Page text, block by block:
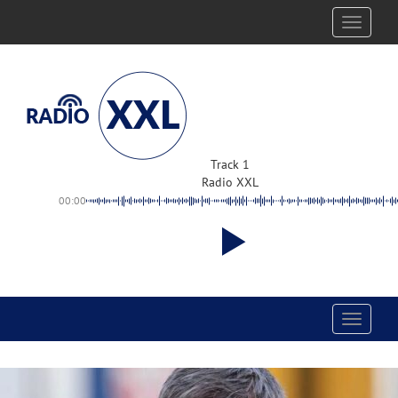
Toggle
Track 1
Radio XXL
00:00
Toggle